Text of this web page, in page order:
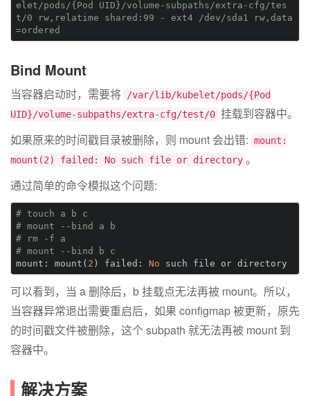
elet/pods/{Pod UID}/volume-subpaths/extra-cfg/tes
t/0 rw,relatime shared:99 - ext4 /dev/sda1 rw,data
=ordered
Bind Mount
当容器启动时，需要将
/var/lib/kubelet/pods/{Pod
UID}/volume-subpaths/extra-cfg/test/0 挂载到容器中。
如果原来的时间戳目录被删除，则 mount 会出错: mount:
mount(2) failed: No such file or directory 。
通过简单的命令模拟这个问题:
# touch a b c
# mount --bind a b
# rm -f a
# mount --bind b c
mount:
mount( 2 ) failed: No
可以看到，当 a 删除后，b 挂载点无法再被 mount。所以，
当容器异常退出需要重启后，如果 configmap 被更新，原先
的时间戳文件被删除，这个 subpath 就无法再被 mount 到
容器中。
解决方案